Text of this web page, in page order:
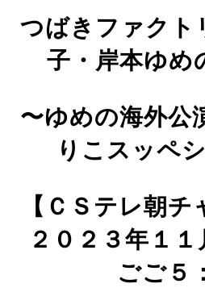
つばきファク
子・岸本ゆめ
〜ゆめの海外公
りこスッペ
【ＣＳテレ朝チ
２０２３年１１
ごご５